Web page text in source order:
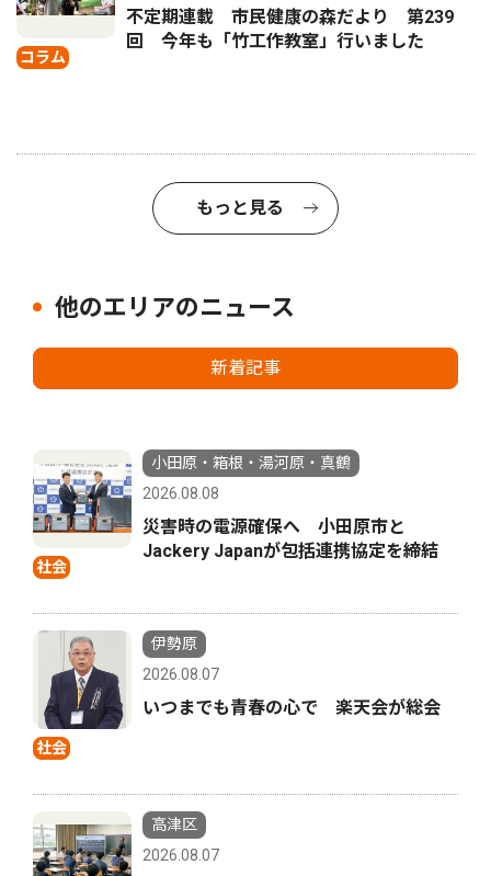
コラム
不定期連載 市民健康の森だより 第239
回 今年も「竹工作教室」行いました
もっと見る
他のエリアのニュース
新着記事
社会
小田原・箱根・湯河原・真鶴
2026.08.08
災害時の電源確保へ 小田原市と
Jackery Japanが包括連携協定を締結
社会
伊勢原
2026.08.07
いつまでも青春の心で 楽天会が総会
高津区
2026.08.07